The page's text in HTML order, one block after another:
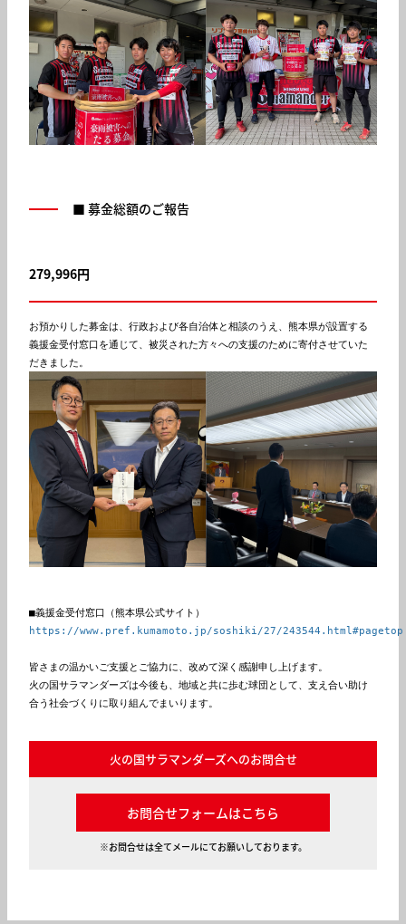
■ 募金総額のご報告
279,996円
お預かりした募金は、行政および各自治体と相談のうえ、熊本県が設置する
義援金受付窓口を通じて、被災された方々への支援のために寄付させていた
■義援金受付窓口（熊本県公式サイト）
https://www.pref.kumamoto.jp/soshiki/27/243544.html#pagetop
皆さまの温かいご支援とご協力に、改めて深く感謝申し上げます。
火の国サラマンダーズは今後も、地域と共に歩む球団として、支え合い助け
合う社会づくりに取り組んでまいります。
火の国サラマンダーズへのお問合せ
お問合せフォームはこちら
※お問合せは全てメールにてお願いしております。